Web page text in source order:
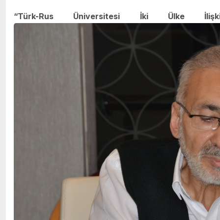
“Türk-Rus Üniversitesi İki Ülke